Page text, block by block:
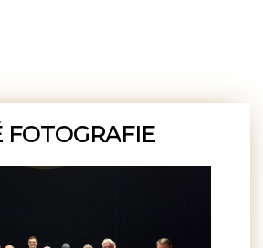
FOTOGRAFIE